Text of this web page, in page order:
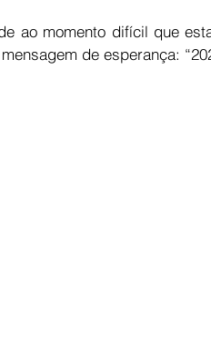
ao momento difícil que
de esperança: